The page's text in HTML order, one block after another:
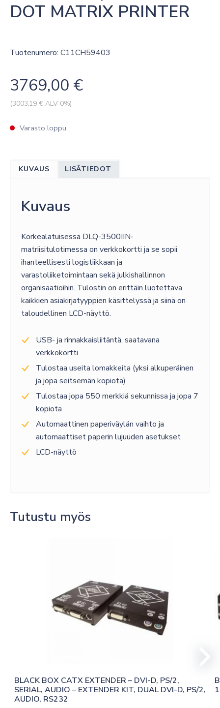
DOT MATRIX PRINTER
Tuotenumero: C11CH59403
3769,00 €
(3003,19 € ALV 0%)
Varasto loppu
KUVAUS LISÄTIEDOT
Kuvaus
Korkealatuisessa DLQ-3500IIN-
matriisitulotimessa on verkkokortti ja se sopii
ihanteellisesti logistiikkaan ja
varastoliiketoimintaan sekä julkishallinnon
organisaatioihin. Tulostin on erittäin luotettava
kaikkien asiakirjatyyppien käsittelyssä ja siinä on
taloudellinen LCD-näyttö.
USB- ja rinnakkaisliitäntä, saatavana
verkkokortti
Tulostaa useita lomakkeita (yksi alkuperäinen
ja jopa seitsemän kopiota)
Tulostaa jopa 550 merkkiä sekunnissa ja jopa 7
kopiota
Automaattinen paperiväylän vaihto ja
automaattiset paperin lujuuden asetukset
LCD-näyttö
Tutustu myös
BLACK BOX CATX EXTENDER – DVI-D, PS/2,
SERIAL, AUDIO – EXTENDER KIT, DUAL DVI-D, PS/2,
AUDIO, RS232